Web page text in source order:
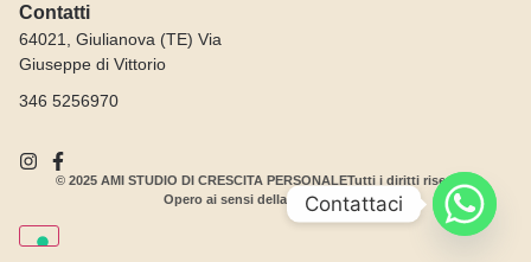
Contatti
64021, Giulianova (TE) Via
Giuseppe di Vittorio
346 5256970
© 2025 AMI STUDIO DI CRESCITA PERSONALETutti i diritti riservati.
Opero ai sensi della legge 4/2013
Contattaci